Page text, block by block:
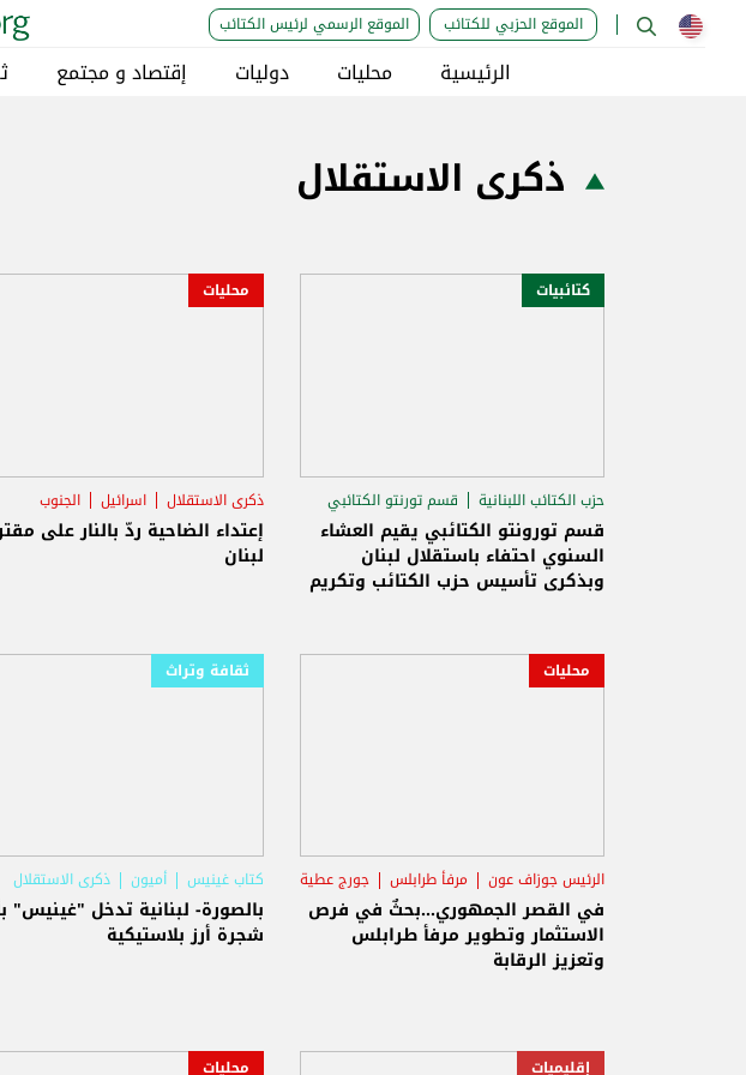
الموقع الحزبي للكتائب الموقع الرسمي لرئيس الكتائب
الرئيسية محليات دوليات إقتصاد و مجتمع
ذكرى الاستقلال
كتائبيات
حزب الكتائب اللبنانية
قسم تورنتو الكتائبي
ذكرى الاستقلال
قسم تورونتو الكتائبي يقيم العشاء
السنوي احتفاء باستقلال لبنان
وبذكرى تأسيس حزب الكتائب وتكريم
محليات
ذكرى الاستقلال اسرائيل الجنوب
إعتداء الضاحية ردّ بالنار على
لبنان
محليات
الرئيس جوزاف عون مرفأ طرابلس جورج عطية
في القصر الجمهوري...بحثٌ في فرص
الاستثمار وتطوير مرفأ طرابلس
وتعزيز الرقابة
ثقافة وتراث
كتاب غينيس أميون ذكرى الاستقلال
بالصورة- لبنانية تدخل "غينيس"
شجرة أرز بلاستيكية
إقليميات محليات